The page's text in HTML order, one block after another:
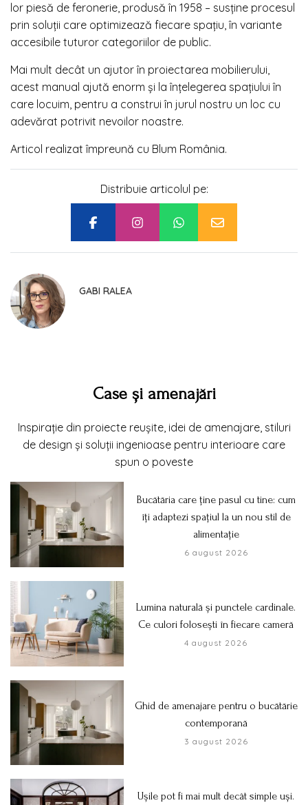
lor piesă de feronerie, produsă în 1958 – susține procesul
prin soluții care optimizează fiecare spațiu, în variante
accesibile tuturor categoriilor de public.
Mai mult decât un ajutor în proiectarea mobilierului,
acest manual ajută enorm și la înțelegerea spațiului în
care locuim, pentru a construi în jurul nostru un loc cu
adevărat potrivit nevoilor noastre.
Articol realizat împreună cu Blum România.
Distribuie articolul pe:
GABI RALEA
Case și amenajări
Inspirație din proiecte reușite, idei de amenajare, stiluri
de design și soluții ingenioase pentru interioare care
spun o poveste
Bucătăria care ține pasul cu tine: cum
îți adaptezi spațiul la un nou stil de
alimentație
6 august 2026
Lumina naturală și punctele cardinale.
Ce culori folosești în fiecare cameră
4 august 2026
Ghid de amenajare pentru o bucătărie
contemporană
3 august 2026
Ușile pot fi mai mult decât simple uși.